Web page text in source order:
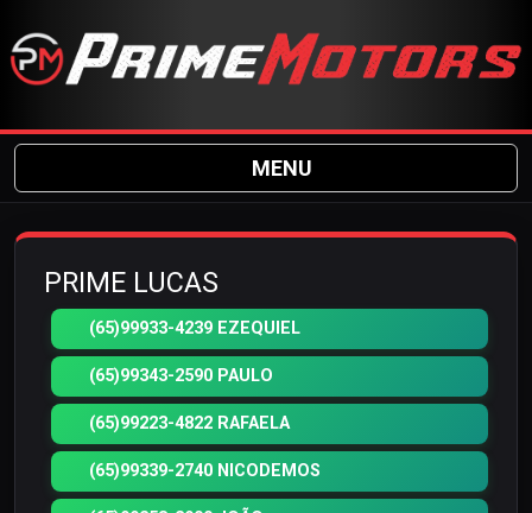
MENU
PRIME LUCAS
(65)99933-4239 EZEQUIEL
(65)99343-2590 PAULO
(65)99223-4822 RAFAELA
(65)99339-2740 NICODEMOS